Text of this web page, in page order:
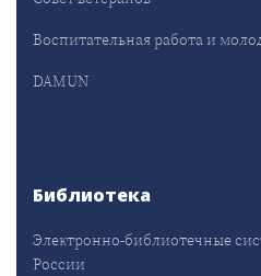
Воспитательная работа и
DAMUN
Библиотека
Электронно-библиотечные
России